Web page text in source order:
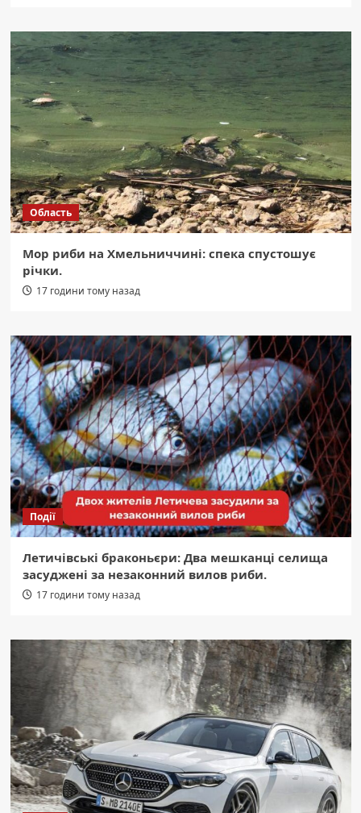
Область
Мор риби на Хмельниччині: спека спустошує
річки.
17 години тому назад
Події
Летичівські браконьєри: Два мешканці селища
засуджені за незаконний вилов риби.
17 години тому назад